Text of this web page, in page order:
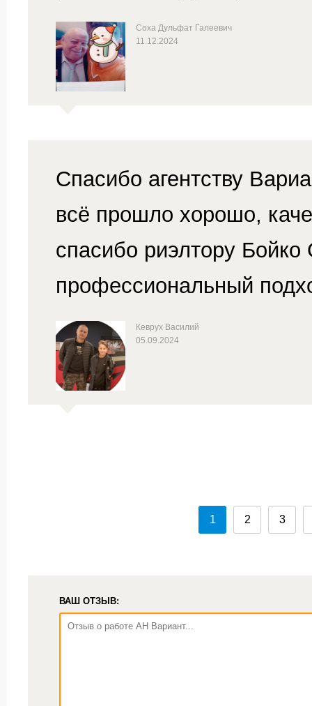
Соха Дульфат Галеевич
11.12.2024
Спасибо агентству
всё прошло хорошо,
спасибо риэлтору
профессиональный
Кеврух Василий
05.09.2024
1 2 3
ВАШ ОТЗЫВ: